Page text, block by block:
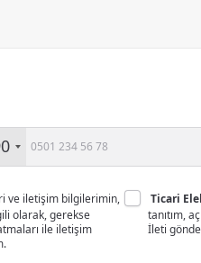
ve iletişim bilgilerimin,
olarak, gerekse
ile iletişim
Ticari
tanıtım,
İleti